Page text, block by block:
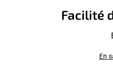
Facilité
En